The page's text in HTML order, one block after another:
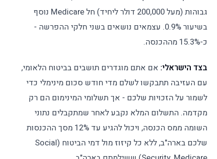
גבוהות (מעל 200,000 דולר ליחיד) חל Medicare נוסף
בשיעור 0.9%. עצמאים נושאים בשני חלקי ההפרשה -
כ-15.3% מההכנסה.
בצד הישראלי: אם אתם מוגדרים תושבים בביטוח הלאומי,
עם העזיבה תתבקשו לשלם מדי חודש סכום מינימלי כדי
לשמור על הזכויות שלכם - אך תשלומי המינימום הם רק
מקדמה. התשלום המלא נקבע לאחר שמתקבלים נתוני
השומה ממס הכנסה, ויכול להגיע עד 12% מסך ההכנסות
שלכם בארה"ב, ללא כל קיזוז מול דמי הביטוח (Social